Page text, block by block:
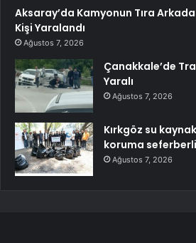
Aksaray’da Kamyonun Tıra
Kişi Yaralandı
Ağustos 7, 2026
Çanakkale’de
Yaralı
Ağustos 7, 2026
Kırkgöz su
koruma
Ağustos 7, 2026